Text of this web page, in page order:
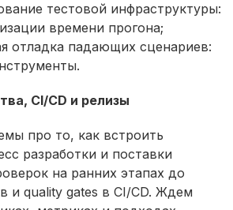
тестовой инфраструктуры:
времени прогона;
отладка падающих сценариев:
CI/CD и релизы
про то, как встроить
разработки и поставки
на ранних этапах до
и quality gates в CI/CD. Ждем